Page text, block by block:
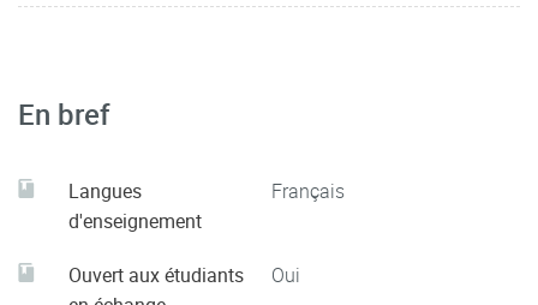
En bref
Langues
d'enseignement
Français
Ouvert aux étudiants
Oui